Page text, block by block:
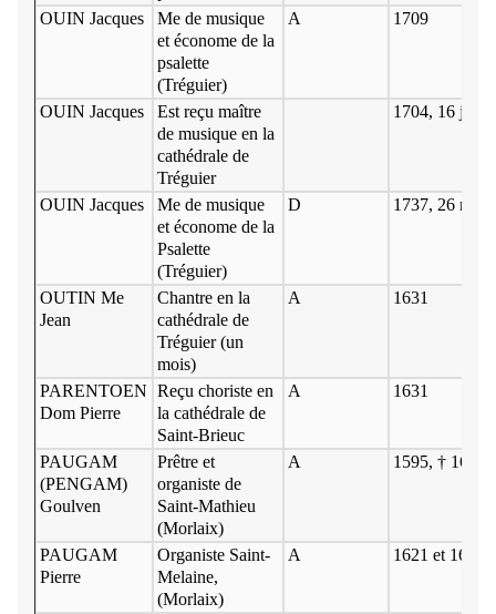
OUIN Jacques
Me de musique
et économe de la
psalette
(Tréguier)
A 1709
OUIN Jacques
Est reçu maître
de musique en la
cathédrale de
Tréguier
1704, 16
OUIN Jacques
Me de musique
et économe de la
Psalette
(Tréguier)
D 1737, 26 mai
OUTIN Me
Jean
Chantre en la
cathédrale de
Tréguier (un
mois)
A 1631
PARENTOEN
Dom Pierre
Reçu choriste en
la cathédrale de
Saint-Brieuc
A 1631
PAUGAM
(PENGAM)
Goulven
Prêtre et
organiste de
Saint-Mathieu
(Morlaix)
A 1595, † 1613
PAUGAM
Pierre
Organiste Saint-
Melaine,
(Morlaix)
A 1621 et 1624